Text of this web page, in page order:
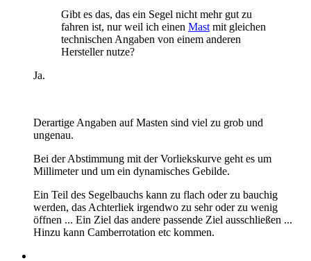
Gibt es das, das ein Segel nicht mehr gut zu
fahren ist, nur weil ich einen Mast mit gleichen
technischen Angaben von einem anderen
Hersteller nutze?
Ja.
Derartige Angaben auf Masten sind viel zu grob und
ungenau.
Bei der Abstimmung mit der Vorliekskurve geht es um
Millimeter und um ein dynamisches Gebilde.
Ein Teil des Segelbauchs kann zu flach oder zu bauchig
werden, das Achterliek irgendwo zu sehr oder zu wenig
öffnen ... Ein Ziel das andere passende Ziel ausschließen ...
Hinzu kann Camberrotation etc kommen.